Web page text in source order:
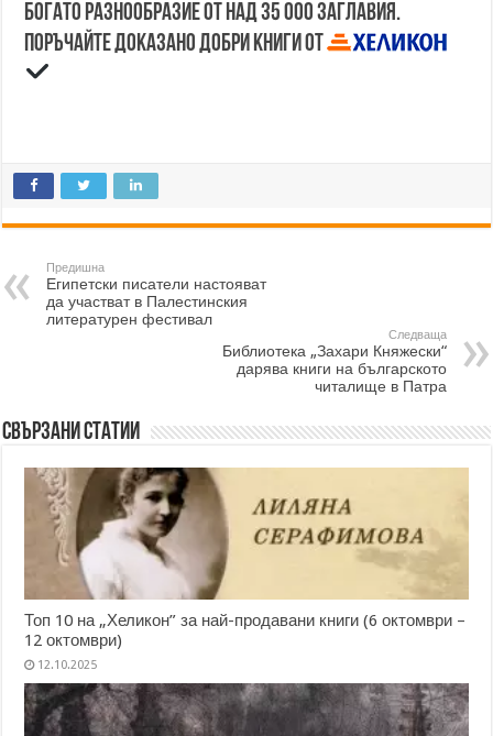
Богато разнообразие от над 35 000 заглавия.
Поръчайте доказано добри книги от
Предишна
Египетски писатели настояват
да участват в Палестинския
литературен фестивал
Следваща
Библиотека „Захари Княжески“
дарява книги на българското
читалище в Патра
Свързани статии
Топ 10 на „Хеликон” за най-продавани книги (6 октомври –
12 октомври)
12.10.2025